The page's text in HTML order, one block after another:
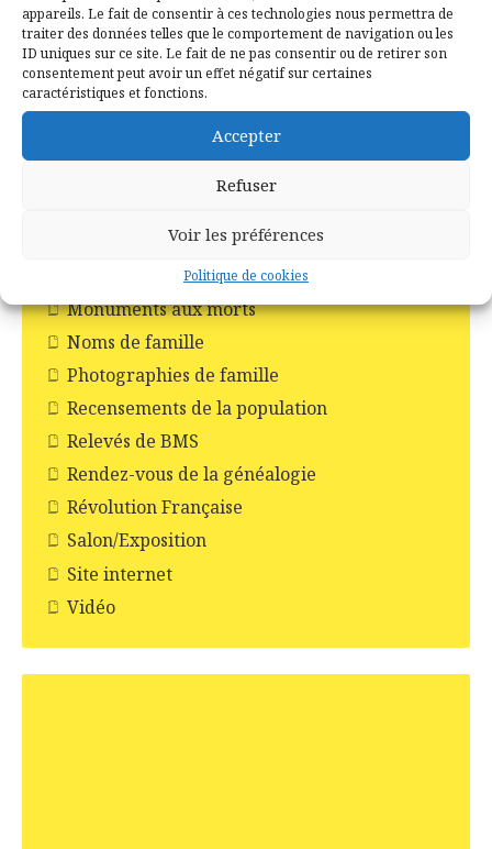
appareils. Le fait de consentir à ces technologies nous permettra de
traiter des données telles que le comportement de navigation ou les
ID uniques sur ce site. Le fait de ne pas consentir ou de retirer son
consentement peut avoir un effet négatif sur certaines
caractéristiques et fonctions.
Accepter
Refuser
Voir les préférences
Politique de cookies
Incendie en forêt de Brocéliande
Les Chapelles
Les Châteaux
Les commerces
Les pompiers
Monuments aux morts
Noms de famille
Photographies de famille
Recensements de la population
Relevés de BMS
Rendez-vous de la généalogie
Révolution Française
Salon/Exposition
Site internet
Vidéo